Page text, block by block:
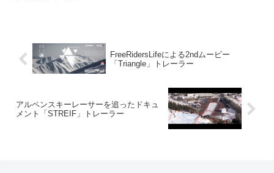
FreeRidersLifeによる2ndムービー
「Triangle」トレーラー
アルペンスキーレーサーを追ったドキュ
メント「STREIF」トレーラー